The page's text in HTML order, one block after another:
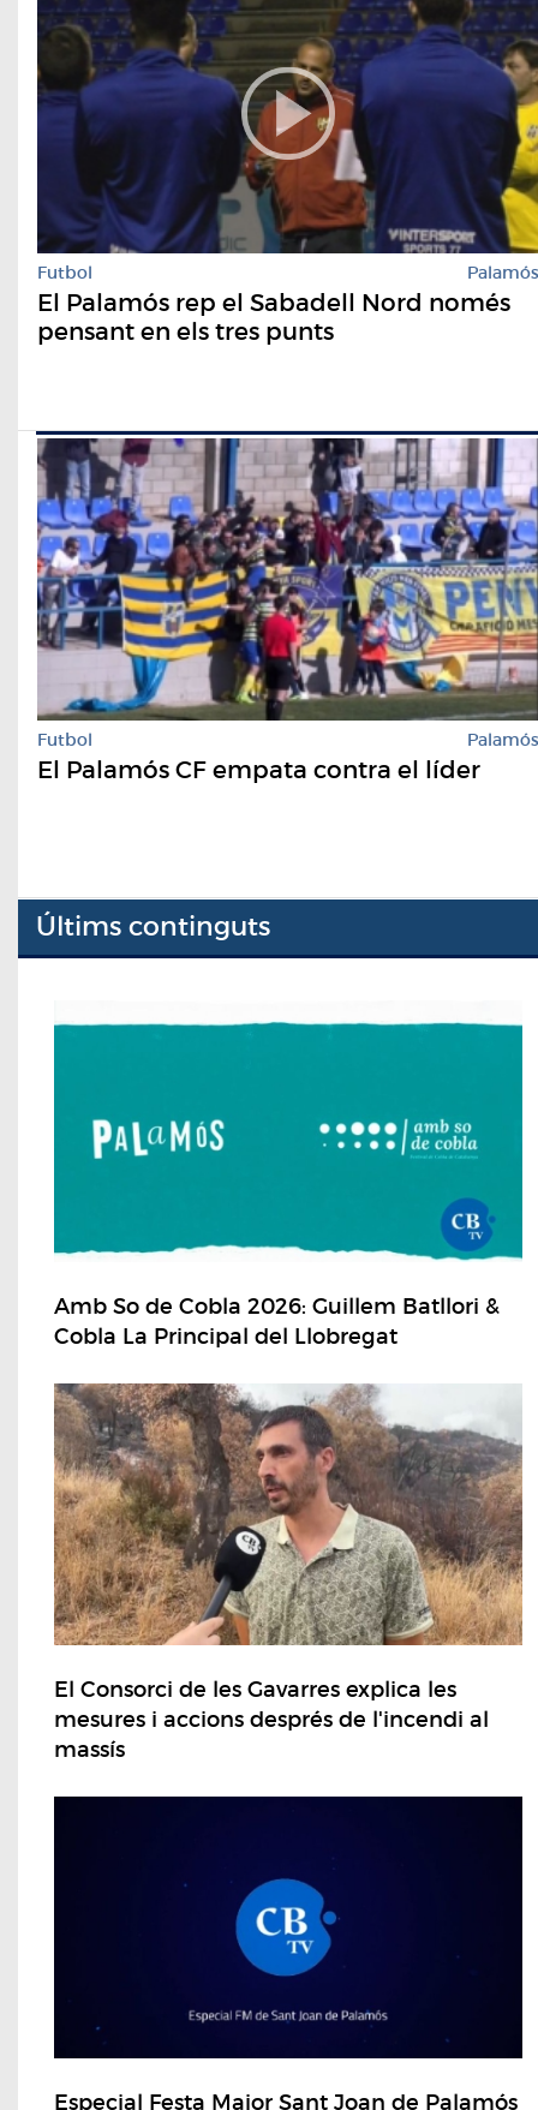
Futbol Palamós
El Palamós rep el Sabadell Nord només
pensant en els tres punts
Futbol Palamós
El Palamós CF empata contra el líder
Últims continguts
Amb So de Cobla 2026: Guillem Batllori &
Cobla La Principal del Llobregat
El Consorci de les Gavarres explica les
mesures i accions després de l'incendi al
massís
Especial Festa Major Sant Joan de Palamós